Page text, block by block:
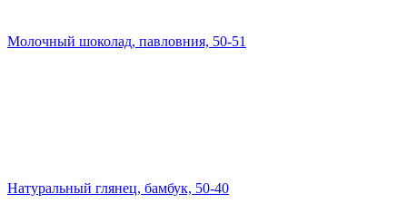
Молочный шоколад, павловния, 50-51
Натуральный глянец, бамбук, 50-40